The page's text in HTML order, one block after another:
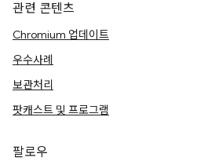
관련 콘텐츠
Chromium 업데이트
우수사례
보관처리
팟캐스트 및 프로그램
팔로우